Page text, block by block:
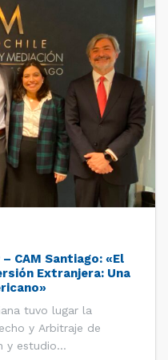
CAM Santiago: «El
Extranjera: Una
tuvo lugar la
y Arbitraje de
y estudio